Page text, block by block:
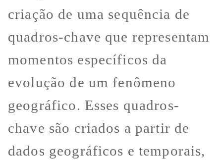
criação de uma sequência de
quadros-chave que representam
momentos específicos da
evolução de um fenômeno
geográfico. Esses quadros-
chave são criados a partir de
dados geográficos e temporais,